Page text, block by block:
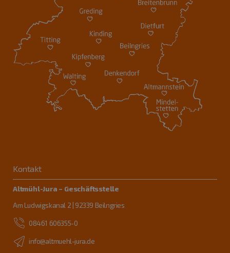
Kontakt
Altmühl-Jura – Geschäftsstelle
Am Ludwigskanal 2 | 92339 Beilngries
08461 606355-0
info@altmuehl-jura.de